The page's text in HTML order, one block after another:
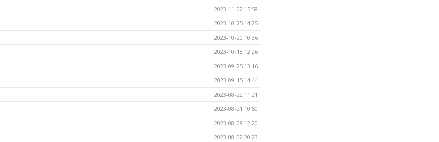
2023-11-02 15:58
2023-10-25 14:25
2023-10-20 10:36
2023-10-18 12:26
2023-09-25 13:16
2023-09-15 14:44
2023-08-22 11:21
2023-08-21 10:50
2023-08-08 12:20
2023-08-02 20:23